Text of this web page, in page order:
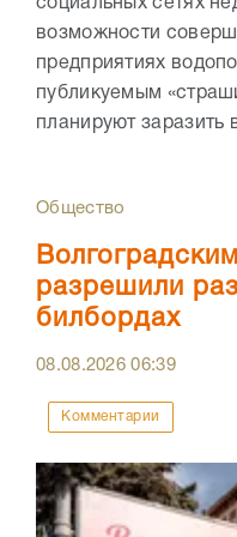
социальных сетях
возможности
предприятиях
публикуемым
планируют заразить
Общество
разрешили
билбордах
08.08.202606:39
Комментарии